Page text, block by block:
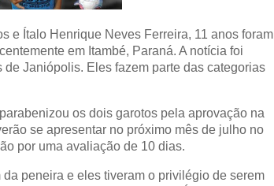
e Ítalo Henrique Neves Ferreira, 11 anos foram
em Itambé, Paraná. A notícia foi
Janiópolis. Eles fazem parte das categorias
os dois garotos pela aprovação na
se apresentar no próximo mês de julho no
por uma avaliação de 10 dias.
peneira e eles tiveram o privilégio de serem